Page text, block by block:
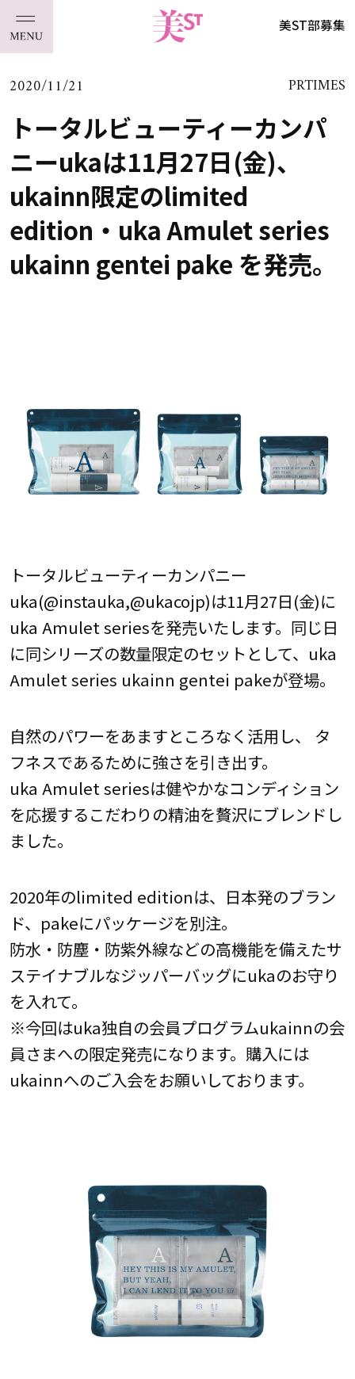
美ST部募集
2020/11/21 PRTIMES
トータルビューティーカンパ
ニーukaは11月27日(金)、
ukainn限定のlimited
edition・uka Amulet series
ukainn gentei pake を発売。
トータルビューティーカンパニー
uka(@instauka,@ukacojp)は11月27日(金)に
uka Amulet seriesを発売いたします。同じ日
に同シリーズの数量限定のセットとして、uka
Amulet series ukainn gentei pakeが登場。
自然のパワーをあますところなく活用し、 タ
フネスであるために強さを引き出す。
uka Amulet seriesは健やかなコンディション
を応援するこだわりの精油を贅沢にブレンドし
ました。
2020年のlimited editionは、日本発のブラン
ド、pakeにパッケージを別注。
防水・防塵・防紫外線などの高機能を備えたサ
ステイナブルなジッパーバッグにukaのお守り
を入れて。
※今回はuka独自の会員プログラムukainnの会
員さまへの限定発売になります。購入には
ukainnへのご入会をお願いしております。